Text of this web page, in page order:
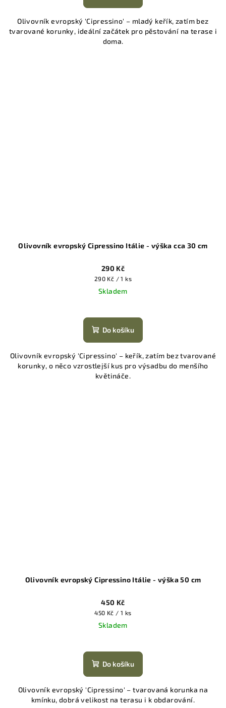
Olivovník evropský 'Cipressino' – mladý keřík, zatím bez
tvarované korunky, ideální začátek pro pěstování na terase i
doma.
Olivovník evropský Cipressino Itálie - výška cca 30 cm
290 Kč
Měrná
cena:
290 Kč / 1 ks
Skladem
Do košíku
Olivovník evropský 'Cipressino' – keřík, zatím bez tvarované
korunky, o něco vzrostlejší kus pro výsadbu do menšího
květináče.
Olivovník evropský Cipressino Itálie - výška 50 cm
450 Kč
Měrná
cena:
450 Kč / 1 ks
Skladem
Do košíku
Olivovník evropský 'Cipressino' – tvarovaná korunka na
kmínku, dobrá velikost na terasu i k obdarování.